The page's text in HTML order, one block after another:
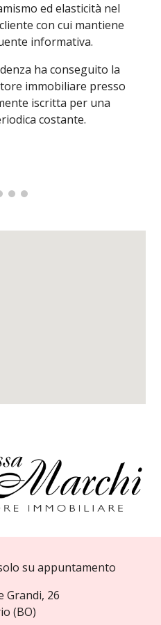
ed elasticità nel
con cui mantiene
informativa.
ha conseguito la
immobiliare presso
iscritta per una
costante.
su appuntamento
Grandi, 26
(BO)